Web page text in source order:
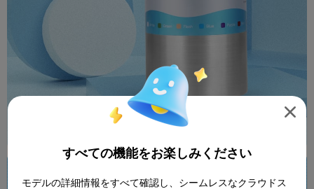

すべての機能をお楽しみください
モデルの詳細情報をすべて確認し、シームレスなクラウドス